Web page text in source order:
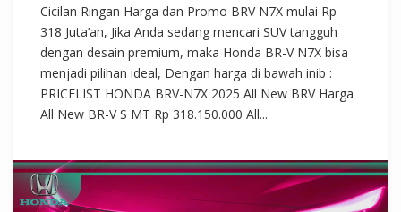
Cicilan Ringan Harga dan Promo BRV N7X mulai Rp
318 Juta’an, Jika Anda sedang mencari SUV tangguh
dengan desain premium, maka Honda BR-V N7X bisa
menjadi pilihan ideal, Dengan harga di bawah inib :
PRICELIST HONDA BRV-N7X 2025 All New BRV Harga
All New BR-V S MT Rp 318.150.000 All...